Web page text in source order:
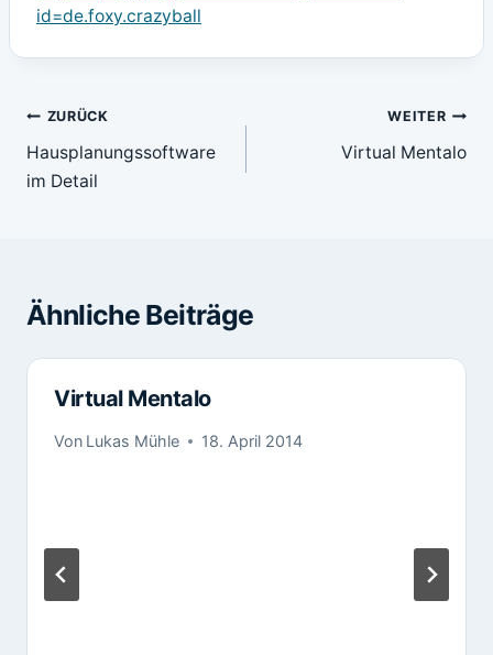
id=de.foxy.crazyball
Beitragsnavigation
ZURÜCK
Hausplanungssoftware
im Detail
WEITER
Virtual Mentalo
Ähnliche Beiträge
Virtual Mentalo
Von Lukas Mühle 18. April 2014